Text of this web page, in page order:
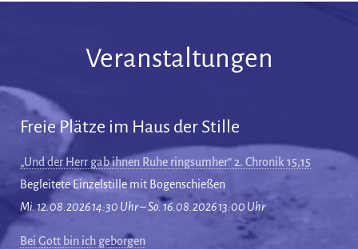
Veranstaltungen
Freie Plätze im Haus der Stille
„Und der Herr gab ihnen Ruhe ringsumher“ 2. Chronik 15,15
Begleitete Einzelstille mit Bogenschießen
Mi. 12.08.2026 14:30 Uhr – So. 16.08.2026 13:00 Uhr
Bei Gott bin ich geborgen